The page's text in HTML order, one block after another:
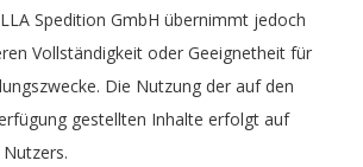
Spedition GmbH übernimmt jedoch
Vollständigkeit oder Geeignetheit für
Die Nutzung der auf den
gestellten Inhalte erfolgt auf